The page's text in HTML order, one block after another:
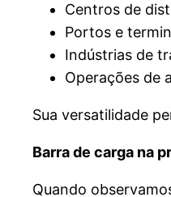
Centros de
Portos e
Indústrias de
Operações de
Sua versatilidade
Barra de carga na
Quando